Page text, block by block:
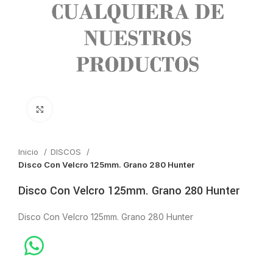
Inicio
DISCOS
Disco Con Velcro 125mm. Grano 280 Hunter
Disco Con Velcro 125mm. Grano 280 Hunter
Disco Con Velcro 125mm. Grano 280 Hunter